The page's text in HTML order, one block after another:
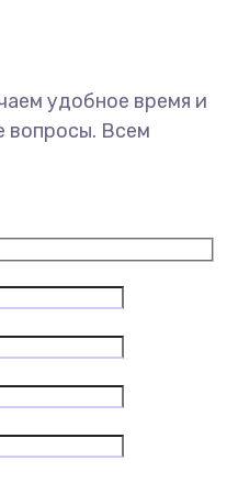
удобное время и
вопросы. Всем